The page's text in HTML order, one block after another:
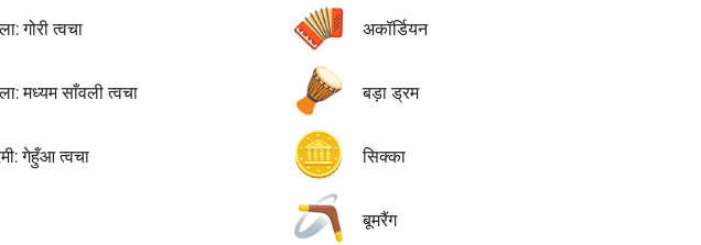
गोरी त्वचा
मध्यम साँवली त्वचा
गेहुँआ त्वचा
🪗 अकॉर्डियन
🪘 बड़ा ड्रम
🪙 सिक्का
🪃 बूमरैंग